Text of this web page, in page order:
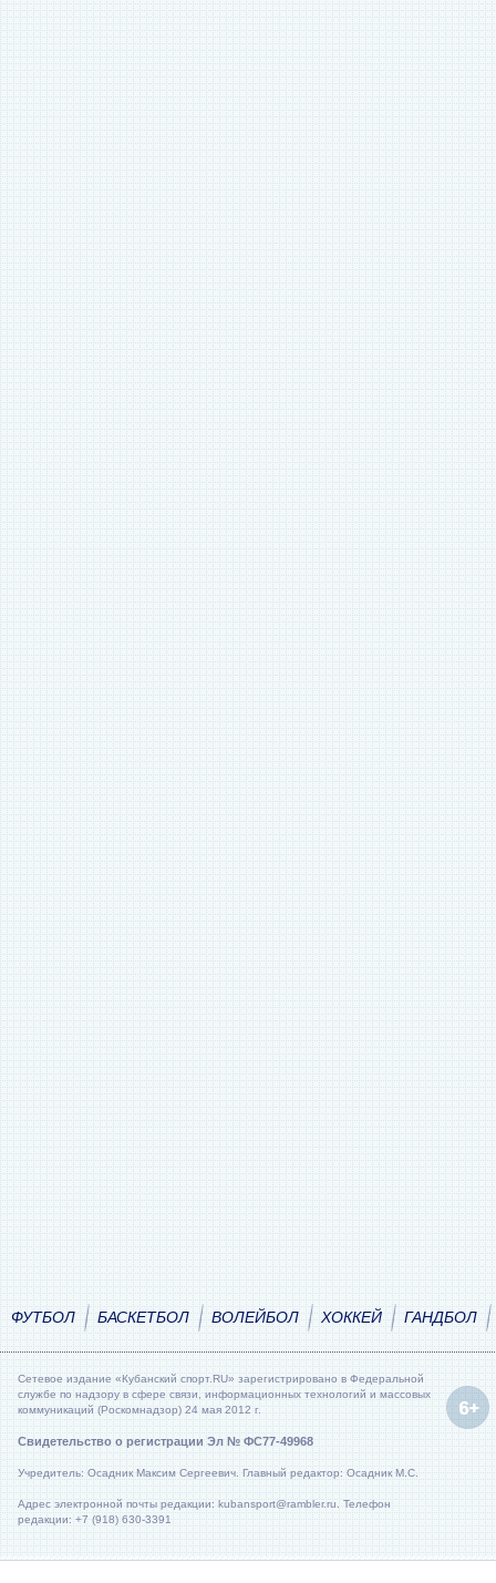
ФУТБОЛ БАСКЕТБОЛ ВОЛЕЙБОЛ ХОККЕЙ ГАНДБОЛ
Сетевое издание «Кубанский спорт.RU» зарегистрировано в Федеральной
службе по надзору в сфере связи, информационных технологий и массовых
коммуникаций (Роскомнадзор) 24 мая 2012 г.
Свидетельство о регистрации Эл № ФС77-49968
Учредитель: Осадник Максим Сергеевич. Главный редактор: Осадник М.С.
Адрес электронной почты редакции: kubansport@rambler.ru. Телефон
редакции: +7 (918) 630-3391